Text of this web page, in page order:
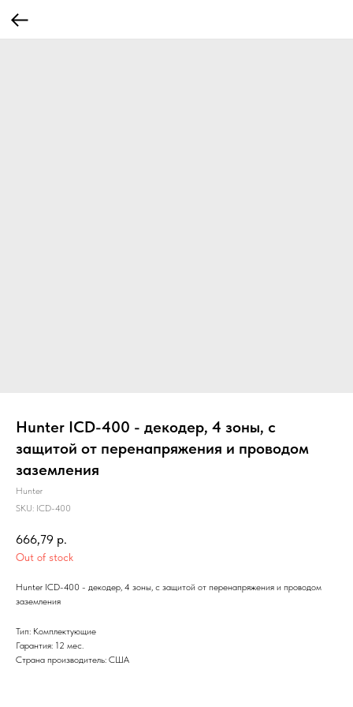
Hunter ICD-400 - декодер, 4 зоны, с
защитой от перенапряжения и проводом
заземления
Hunter
SKU: ICD-400
666,79 р.
Out of stock
Hunter ICD-400 - декодер, 4 зоны, с защитой от перенапряжения и проводом
заземления
Тип: Комплектующие
Гарантия: 12 мес.
Страна производитель: США